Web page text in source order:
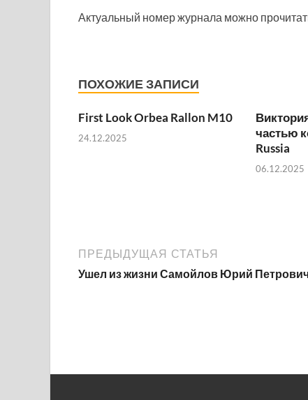
Актуальный номер журнала можно
ПОХОЖИЕ ЗАПИСИ
First Look Orbea Rallon M10
24.12.2025
частью
Russia
06.12.2025
ПРЕДЫДУЩАЯ СТАТЬЯ
Ушел из жизни Самойлов Юрий